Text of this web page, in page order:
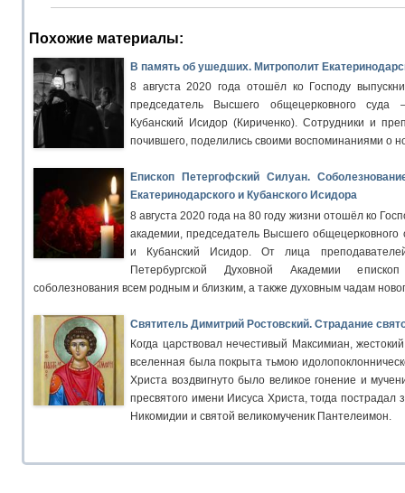
Похожие материалы:
В память об ушедших. Митрополит
8 августа 2020 года отошёл ко Господу
председатель Высшего общецерковного
Кубанский Исидор (Кириченко). Сотрудники и
почившего, поделились своими воспоминаниями о
Епископ Петергофский Силуан.
Екатеринодарского и Кубанского Исидора
8 августа 2020 года на 80 году жизни отошёл ко
академии, председатель Высшего
и Кубанский Исидор. От лица
Петербургской Духовной Академии
соболезнования всем родным и близким, а также духовным чадам
Святитель Димитрий Ростовский. Страдание
Когда царствовал нечестивый Максимиан,
вселенная была покрыта тьмою
Христа воздвигнуто было великое гонение и
пресвятого имени Иисуса Христа, тогда пострадал
Никомидии и святой великомученик Пантелеимон.